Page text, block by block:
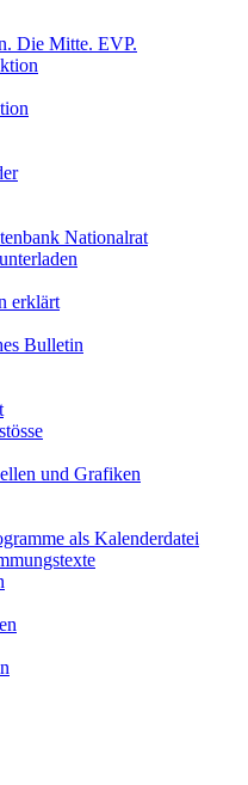
Die Mitte. EVP.
Nationalrat
erklärt
Bulletin
und Grafiken
als Kalenderdatei